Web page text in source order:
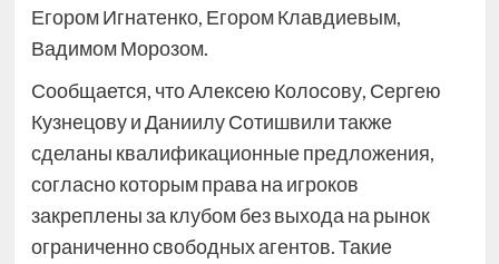
Егором Игнатенко, Егором Клавдиевым,
Вадимом Морозом.
Сообщается, что Алексею Колосову, Сергею
Кузнецову и Даниилу Сотишвили также
сделаны квалификационные предложения,
согласно которым права на игроков
закреплены за клубом без выхода на рынок
ограниченно свободных агентов. Такие